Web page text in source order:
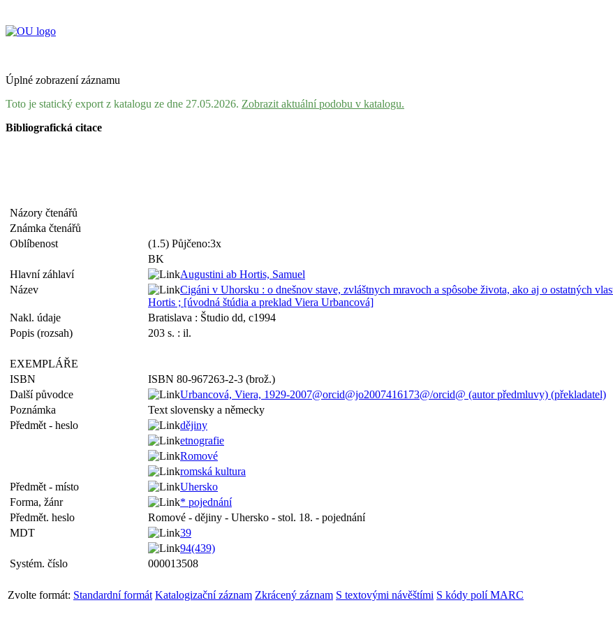
Úplné zobrazení záznamu
Toto je statický export z katalogu ze dne 27.05.2026. Zobrazit aktuální podobu v katalogu.
Bibliografická citace
Názory čtenářů
Známka čtenářů
Oblíbenost
(1.5) Půjčeno:3x
BK
Hlavní záhlaví
Augustini ab Hortis, Samuel
Název
Cigáni v Uhorsku : o dnešnov stave, zvláštnych mravoch a spôsobe života, ako aj o ostatných
Hortis ; [úvodná štúdia a preklad Viera Urbancová]
Nakl. údaje
Bratislava : Študio dd, c1994
Popis (rozsah)
203 s. : il.
EXEMPLÁŘE
ISBN
ISBN 80-967263-2-3 (brož.)
Další původce
Urbancová, Viera, 1929-2007@orcid@jo2007416173@/orcid@ (autor předmluvy) (překladatel)
Poznámka
Text slovensky a německy
Předmět - heslo
dějiny
etnografie
Romové
romská kultura
Předmět - místo
Uhersko
Forma, žánr
* pojednání
Předmět. heslo
Romové - dějiny - Uhersko - stol. 18. - pojednání
MDT
39
94(439)
Systém. číslo
000013508
Zvolte formát: Standardní formát Katalogizační záznam Zkrácený záznam S textovými návěštími S kódy polí MARC